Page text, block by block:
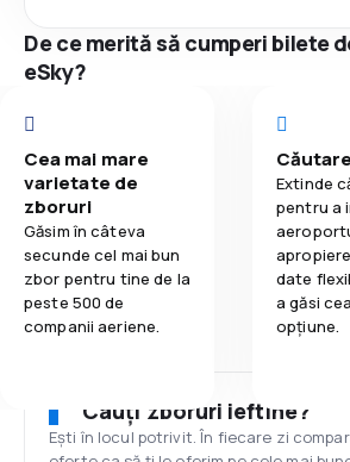
De ce merită să cumperi bilete
eSky?
Cea mai mare
varietate de
zboruri
Găsim în câteva
secunde cel mai bun
zbor pentru tine de la
peste 500 de
companii aeriene.
Extinde
pentru a
date
a găsi
opțiune.
Cauți zboruri ieftine?
Ești în locul potrivit. În fiecare zi